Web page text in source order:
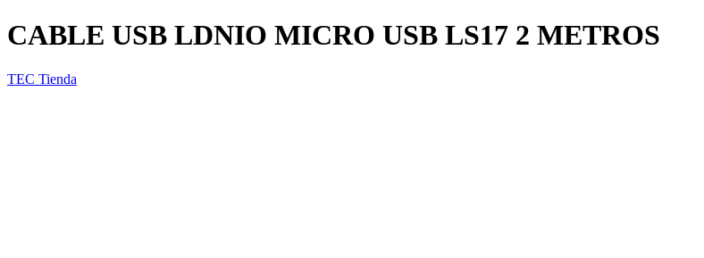
CABLE USB LDNIO MICRO USB LS17 2 METROS
TEC Tienda